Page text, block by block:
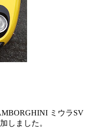
ミウラSV
しました。